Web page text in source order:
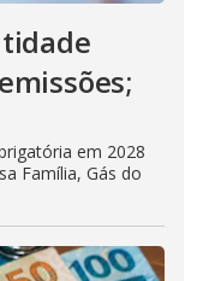
em 2028
Família, Gás do